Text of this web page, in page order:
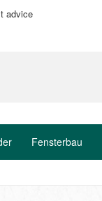
advice
Fensterbau